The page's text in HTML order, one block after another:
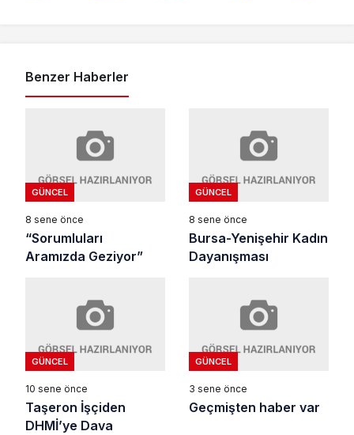
Benzer Haberler
GÜNCEL
8 sene önce
“Sorumluları
Aramızda Geziyor”
GÜNCEL
8 sene önce
Bursa-Yenişehir Kadın
Dayanışması
GÜNCEL
10 sene önce
Taşeron İşçiden
DHMİ’ye Dava
GÜNCEL
3 sene önce
Geçmişten haber var